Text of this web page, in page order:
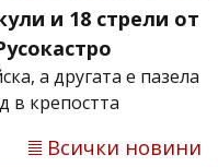
и 18 стрели от
а другата е пазела
в крепостта
Всички новини